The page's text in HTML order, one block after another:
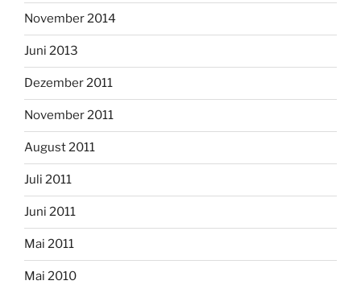
November 2014
Juni 2013
Dezember 2011
November 2011
August 2011
Juli 2011
Juni 2011
Mai 2011
Mai 2010